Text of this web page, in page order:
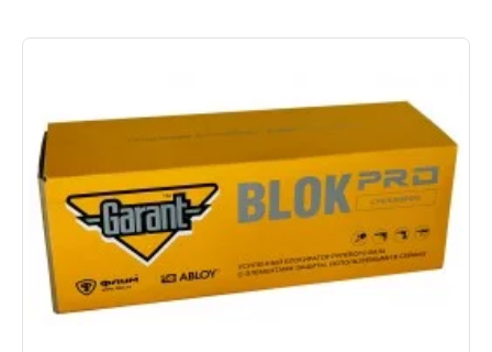
на оси.
BLOK PROувеличена толщина диска-
. Теперь время высверливания
сверлом или коронкой увеличилось в
несколько раз.
Подробнее про замки Garant BLOK PRO в
нашем обзоре